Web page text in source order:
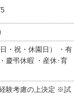
・祝・休園日） ・有
慶弔休暇 ・産休･育
験考慮の上決定 ※試